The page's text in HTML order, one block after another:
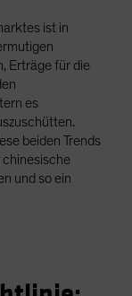
ist in
Erträge für die
es
beiden Trends
chinesische
und so ein